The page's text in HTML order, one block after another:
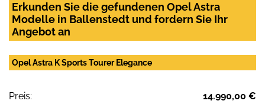
Erkunden Sie die gefundenen Opel Astra
Modelle in Ballenstedt und fordern Sie Ihr
Angebot an
Opel Astra K Sports Tourer Elegance
Preis:
14.990,00 €